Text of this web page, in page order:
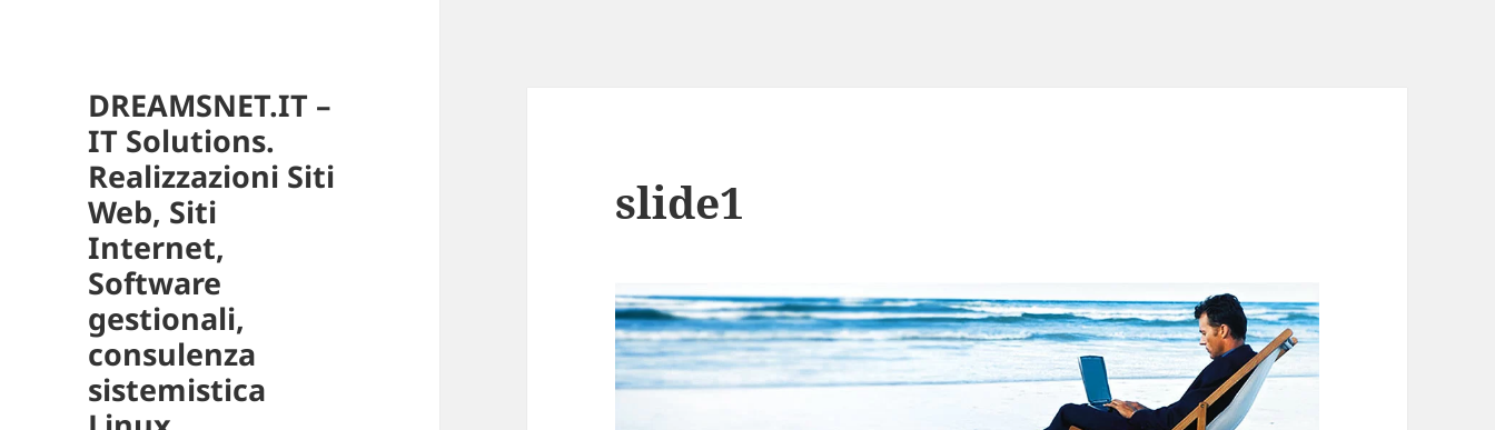
DREAMSNET.IT –
IT Solutions.
Realizzazioni Siti
Web, Siti
Internet,
Software
gestionali,
consulenza
sistemistica
slide1